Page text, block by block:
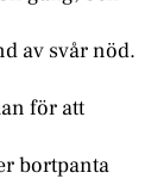
av svår nöd.
för att
bortpanta